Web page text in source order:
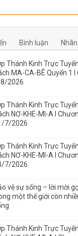
Bình luận Nhãn
Thánh Kinh Trực
MA-CA-BÊ Quyển 1 I
2026
Thánh Kinh Trực
NƠ-KHE-MI-A I
7/2026
Thánh Kinh Trực
NƠ-KHE-MI-A I
7/2026
vệ sự sống – lời mời
một thế giới còn
Thánh Kinh Trực